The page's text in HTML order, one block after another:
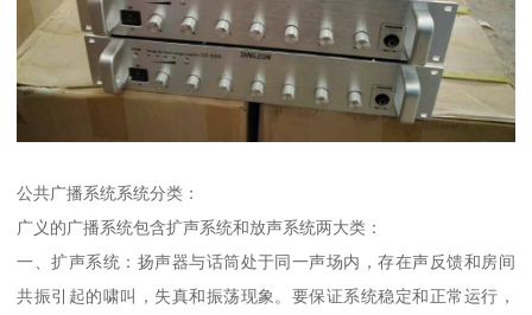
公共广播系统系统分类：
广义的广播系统包含扩声系统和放声系统两大类：
一、扩声系统：扬声器与话筒处于同一声场内，存在声反馈和房间
共振引起的啸叫，失真和振荡现象。要保证系统稳定和正常运行，